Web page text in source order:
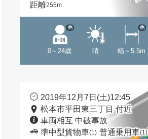
距離255m
0～24歳
他
晴 幅～5.5m
他
2019年12月7日(土)12:45
松本市平田東三丁目 付近
車両相互 中破事故
準中型貨物車(1) 普通乗用車(1)